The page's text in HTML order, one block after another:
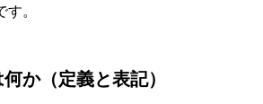
。
か（定義と表記）